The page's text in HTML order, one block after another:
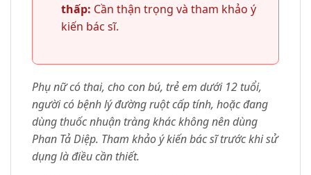
thấp: Cần thận trọng và tham khảo ý
kiến bác sĩ.
Phụ nữ có thai, cho con bú, trẻ em dưới 12 tuổi,
người có bệnh lý đường ruột cấp tính, hoặc đang
dùng thuốc nhuận tràng khác không nên dùng
Phan Tả Diệp. Tham khảo ý kiến bác sĩ trước khi sử
dụng là điều cần thiết.